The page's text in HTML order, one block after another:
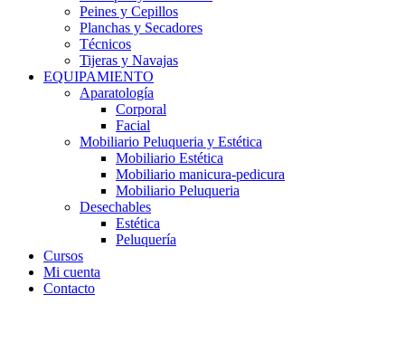
Peines y Cepillos
Planchas y Secadores
Técnicos
Tijeras y Navajas
EQUIPAMIENTO
Aparatología
Corporal
Facial
Mobiliario Peluqueria y Estética
Mobiliario Estética
Mobiliario manicura-pedicura
Mobiliario Peluqueria
Desechables
Estética
Peluquería
Cursos
Mi cuenta
Contacto